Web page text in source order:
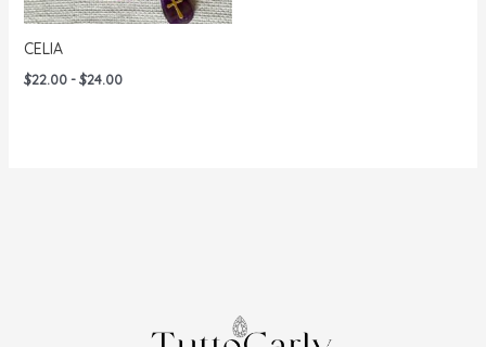
CELIA
$22.00 - $24.00Rango